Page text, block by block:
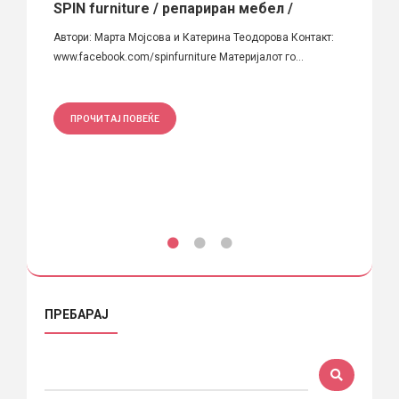
SPIN furniture / репариран мебел /
Автори: Марта Мојсова и Катерина Теодорова Контакт:
www.facebook.com/spinfurniture Материјалот го...
ПРОЧИТАЈ ПОВЕЌЕ
ПРЕБАРАЈ